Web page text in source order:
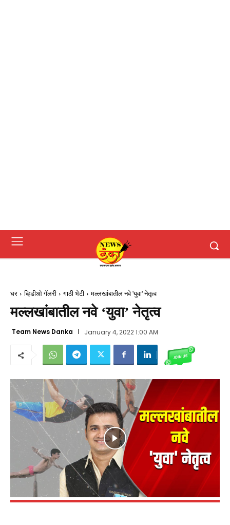
घर व्हिडीओ गॅलरी गाठी भेटी मल्लखांबातील नवे 'युवा' नेतृत्व
मल्लखांबातील नवे ‘युवा’ नेतृत्व
Team News Danka January 4, 2022 1:00 AM